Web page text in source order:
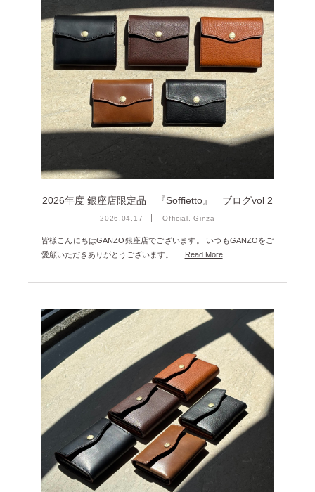
2023年7月 [4]
2023年6月 [5]
2023年5月 [4]
2023年4月 [6]
2023年3月 [2]
2023年2月 [4]
2022年10月 [1]
2022年8月 [1]
2022年5月 [1]
2022年3月 [3]
2022年2月 [2]
2020年8月 [1]
2019年12月 [1]
2019年11月 [2]
2019年10月 [1]
2019年3月 [1]
2026年度 銀座店限定品 『Soffietto』 ブログvol 2
2026.04.17 Official, Ginza
皆様こんにちはGANZO銀座店でございます。 いつもGANZOをご
愛顧いただきありがとうございます。 …
Read More